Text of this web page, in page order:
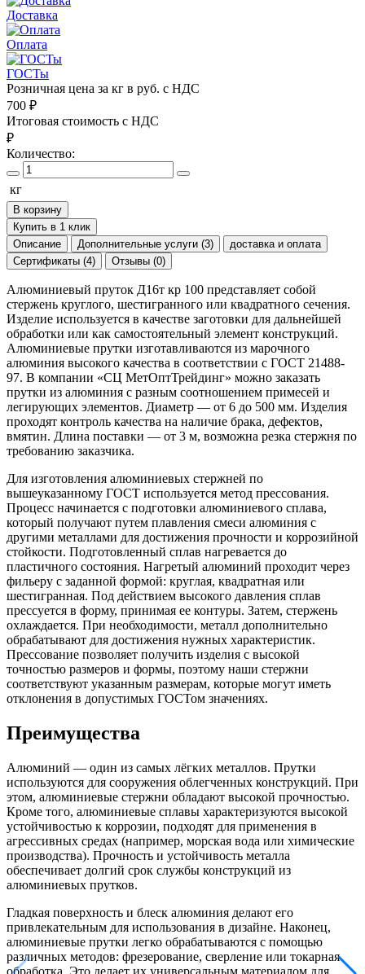
Доставка
Оплата
ГОСТы
Розничная цена за кг в руб. с НДС
700 ₽
Итоговая стоимость с НДС
₽
Количество:
кг
В корзину
Купить в 1 клик
Описание
Дополнительные услуги (3)
доставка и оплата
Сертификаты (4)
Отзывы (0)
Алюминиевый пруток Д16т кр 100 представляет собой
стержень круглого, шестигранного или квадратного сечения.
Изделие используется в качестве заготовки для дальнейшей
обработки или как самостоятельный элемент конструкций.
Алюминиевые прутки изготавливаются из марочного
алюминия высокого качества в соответствии с ГОСТ 21488-
97. В компании «СЦ МетОптТрейдинг» можно заказать
прутки из алюминия с разным соотношением примесей и
легирующих элементов. Диаметр — от 6 до 500 мм. Изделия
проходят контроль качества на наличие брака, дефектов,
вмятин. Длина поставки — от 3 м, возможна резка стержня по
требованию заказчика.
Для изготовления алюминиевых стержней по
вышеуказанному ГОСТ используется метод прессования.
Процесс начинается с подготовки алюминиевого сплава,
который получают путем плавления смеси алюминия с
другими металлами для достижения прочности и коррозийной
стойкости. Подготовленный сплав нагревается до
пластичного состояния. Нагретый алюминий проходит через
фильеру с заданной формой: круглая, квадратная или
шестигранная. Под действием высокого давления сплав
прессуется в форму, принимая ее контуры. Затем, стержень
охлаждается. При необходимости, металл дополнительно
обрабатывают для достижения нужных характеристик.
Прессование позволяет получить изделия с высокой
точностью размеров и формы, поэтому наши стержни
соответствуют указанным размерам, которые могут иметь
отклонения в допустимых ГОСТом значениях.
Преимущества
Алюминий — один из самых лёгких металлов. Прутки
используются для сооружения облегченных конструкций. При
этом, алюминиевые стержни обладают высокой прочностью.
Кроме того, алюминиевые сплавы характеризуются высокой
устойчивостью к коррозии, подходят для применения в
агрессивных средах (например, морская вода или химические
производства). Прочность и устойчивость металла
обеспечивает долгий срок службы конструкций из
алюминиевых прутков.
Гладкая поверхность и блеск алюминия делают его
привлекательным для использования в дизайне. Наконец,
алюминиевые прутки легко обрабатываются с помощью
различных методов: фрезерование, сверление или токарная
обработка. Это делает их универсальным материалом для